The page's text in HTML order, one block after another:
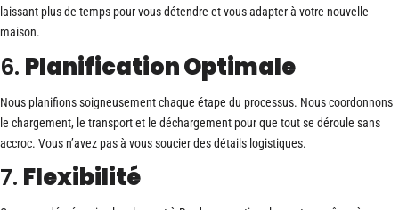
laissant plus de temps pour vous détendre et vous adapter à votre nouvelle
maison.
6. Planification Optimale
Nous planifions soigneusement chaque étape du processus. Nous coordonnons
le chargement, le transport et le déchargement pour que tout se déroule sans
accroc. Vous n’avez pas à vous soucier des détails logistiques.
7. Flexibilité